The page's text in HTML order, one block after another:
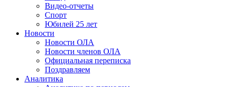
Видео-отчеты
Спорт
Юбилей 25 лет
Новости
Новости ОЛА
Новости членов ОЛА
Официальная переписка
Поздравляем
Аналитика